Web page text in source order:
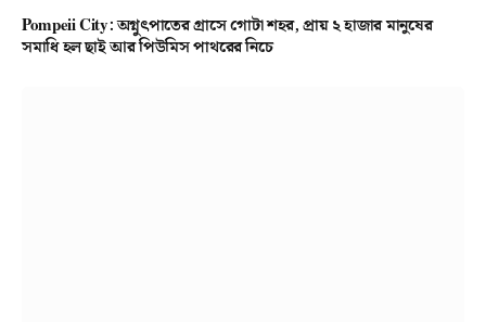
Pompeii City: অগ্নুৎপাতের গ্রাসে গোটা শহর, প্রায় ২ হাজার মানুষের
সমাধি হল ছাই আর পিউমিস পাথরের নিচে